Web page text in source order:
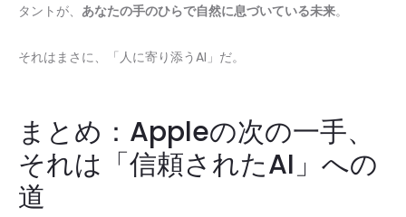
タントが、 あなたの手のひらで自然に息づいている未来。
それはまさに、「人に寄り添うAI」だ。
まとめ：Appleの次の一手、
それは「信頼されたAI」への
道